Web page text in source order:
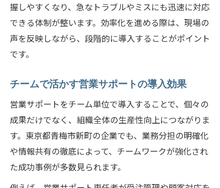
握しやすくなり、急なトラブルやミスにも迅速に対応
できる体制が整います。効率化を進める際は、現場の
声を反映しながら、段階的に導入することがポイント
です。
チームで活かす営業サポートの導入効果
営業サポートをチーム単位で導入することで、個々の
成果だけでなく、組織全体の生産性向上につながりま
す。東京都青梅市新町の企業でも、業務分担の明確化
や情報共有の徹底によって、チームワークが強化され
た成功事例が多数見られます。